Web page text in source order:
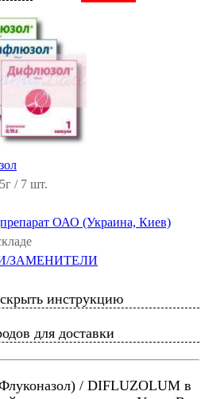
/ 7 шт.
ОАО (Украина, Киев)
ЗАМЕНИТЕЛИ
инструкцию
для доставки
/ DIFLUZOLUM в